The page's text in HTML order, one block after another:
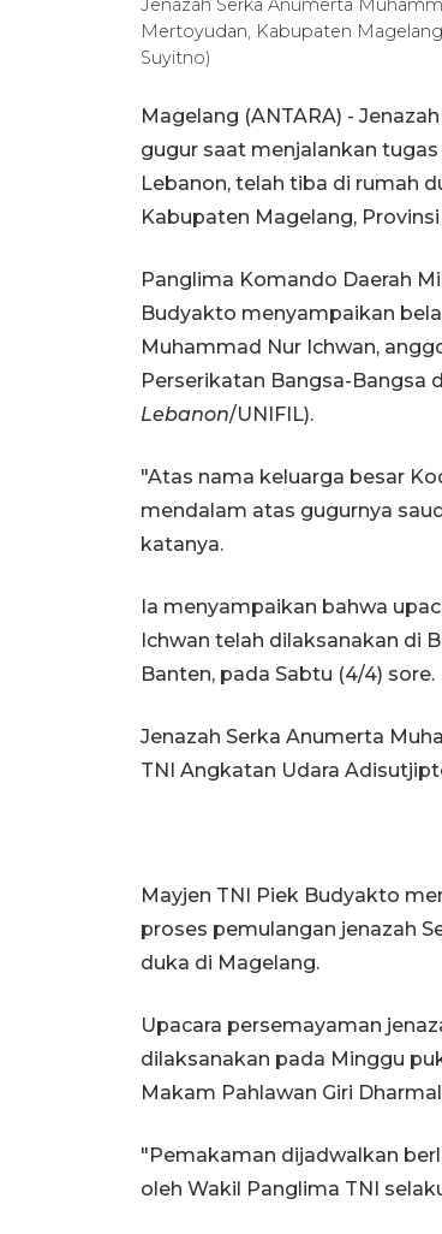
Jenazah Serka Anumerta
Mertoyudan, Kabupaten
Suyitno)
Magelang (ANTARA) -
gugur saat menjalankan
Lebanon, telah tiba di rumah
Kabupaten Magelang,
Panglima Komando Daerah
Budyakto menyampaikan
Muhammad Nur Ichwan,
Perserikatan Bangsa-Bangsa
Lebanon/UNIFIL).
"Atas nama keluarga besar
mendalam atas gugurnya
katanya.
Ia menyampaikan bahwa
Ichwan telah dilaksanakan di
Banten, pada Sabtu (4/4) sore.
Jenazah Serka Anumerta
TNI Angkatan Udara
Mayjen TNI Piek Budyakto
proses pemulangan jenazah
duka di Magelang.
Upacara persemayaman
dilaksanakan pada Minggu
Makam Pahlawan Giri
"Pemakaman dijadwalkan
oleh Wakil Panglima TNI